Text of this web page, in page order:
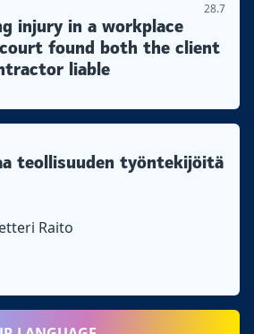
28.7
injury in a workplace
found both the client
liable
teollisuuden työntekijöitä
Raito